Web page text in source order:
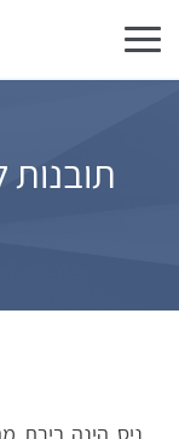
Toggle
navigation